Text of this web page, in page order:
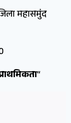
महासमुंद
“